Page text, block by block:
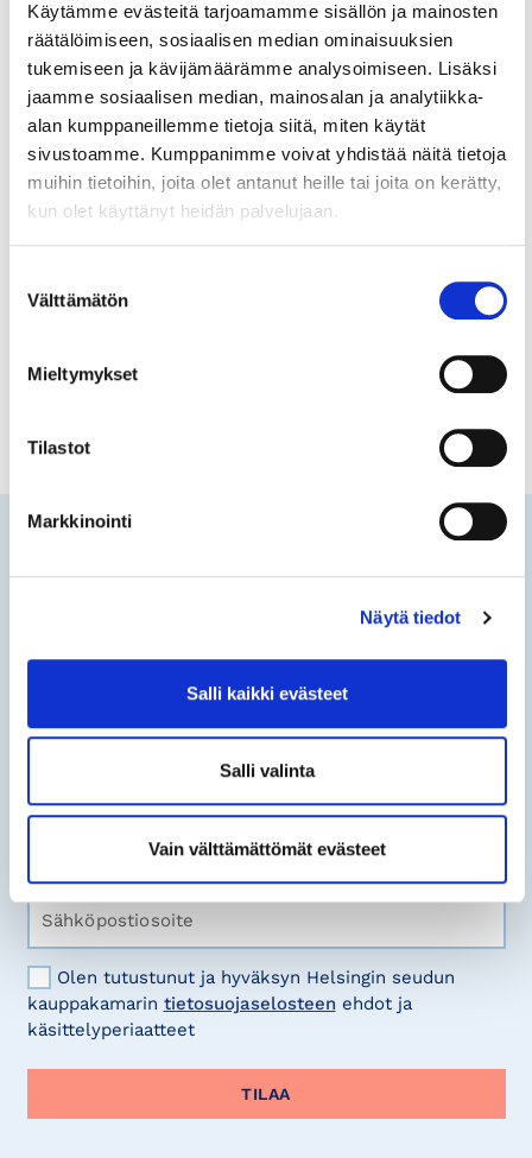
Käytämme evästeitä tarjoamamme sisällön ja mainosten
räätälöimiseen, sosiaalisen median ominaisuuksien
tukemiseen ja kävijämäärämme analysoimiseen. Lisäksi
jaamme sosiaalisen median, mainosalan ja analytiikka-
alan kumppaneillemme tietoja siitä, miten käytät
sivustoamme. Kumppanimme voivat yhdistää näitä tietoja
muihin tietoihin, joita olet antanut heille tai joita on kerätty,
kun olet käyttänyt heidän palvelujaan.
valinta
Välttämätön
Mieltymykset
Tilastot
Markkinointi
Näytä tiedot
Salli kaikki evästeet
Salli valinta
Vain välttämättömät evästeet
10.4.2024 LAUSUNTO
Lausunto: Luonnos Helsingin
asumisen ja siihen liittyvän
maankäytön toteutusohjelmaksi
2024 (AM-ohjelma)
kauppakamarin lausuntoa luonnoksesta Helsingin
asumisen ja siihen...
Haluatko pysyä ajan tasalla
Helsingin seudun kauppakamarin
ajankohtaisista sisällöistä?
Sähköpostiosoite*
Olen tutustunut ja hyväksyn Helsingin seudun
kauppakamarin tietosuojaselosteen ehdot ja
käsittelyperiaatteet